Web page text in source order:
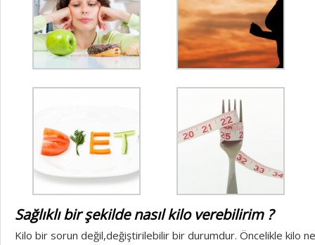
Sağlıklı bir şekilde nasıl kilo verebilirim ?
Kilo bir sorun değil,değiştirilebilir bir durumdur. Öncelikle kilo